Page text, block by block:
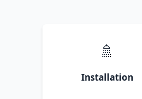
🚿
Installation